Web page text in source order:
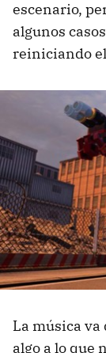
escenario,
algunos
reiniciando
La música va
algo a lo que